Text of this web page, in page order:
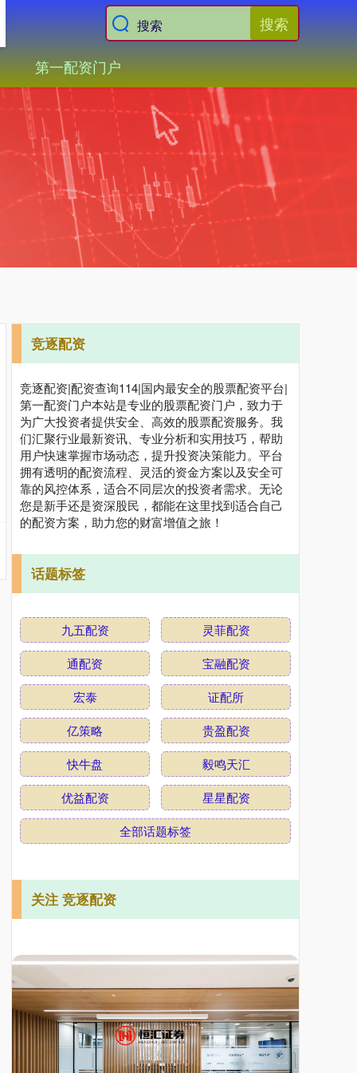
搜索
第一配资门户
竞逐配资
竞逐配资|配资查询114|国内最安全的股票配资平台|
第一配资门户本站是专业的股票配资门户，致力于
为广大投资者提供安全、高效的股票配资服务。我
们汇聚行业最新资讯、专业分析和实用技巧，帮助
用户快速掌握市场动态，提升投资决策能力。平台
拥有透明的配资流程、灵活的资金方案以及安全可
靠的风控体系，适合不同层次的投资者需求。无论
您是新手还是资深股民，都能在这里找到适合自己
的配资方案，助力您的财富增值之旅！
话题标签
九五配资
灵菲配资
通配资
宝融配资
宏泰
证配所
亿策略
贵盈配资
快牛盘
毅鸣天汇
优益配资
星星配资
全部话题标签
关注 竞逐配资